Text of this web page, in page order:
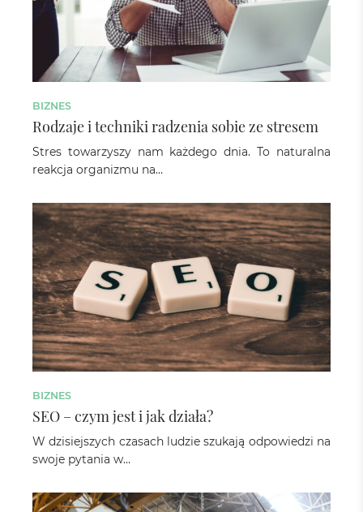
BIZNES
Rodzaje i techniki radzenia sobie ze stresem
Stres towarzyszy nam każdego dnia. To naturalna
reakcja organizmu na…
BIZNES
SEO – czym jest i jak działa?
W dzisiejszych czasach ludzie szukają odpowiedzi na
swoje pytania w…